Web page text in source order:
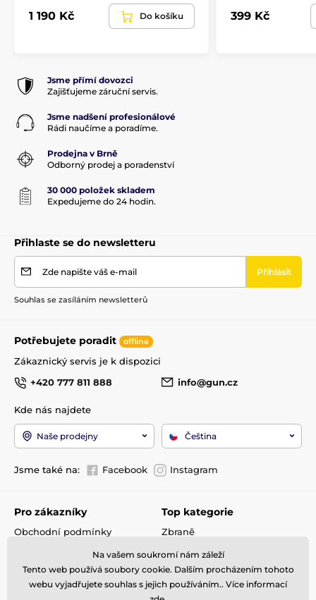
1 190 Kč Do košíku 399 Kč
Jsme přímí dovozci
Zajišťujeme záruční servis.
Jsme nadšení profesionálové
Rádi naučíme a poradíme.
Prodejna v Brně
Odborný prodej a poradenství
30 000 položek skladem
Expedujeme do 24 hodin.
Přihlaste se do newsletteru
Zde napište váš e-mail Přihlásit
Souhlas se zasíláním newsletterů
Potřebujete poradit offline
Zákaznický servis je k dispozici
+420 777 811 888
info@gun.cz
Kde nás najdete
Naše prodejny Čeština
Jsme také na: Facebook Instagram
Pro zákazníky
Obchodní podmínky
Reklamace
Kontakty
Top kategorie
Zbraně
Střelivo
Příslušenství
Na vašem soukromí nám záleží
Tento web používá soubory cookie. Dalším procházením tohoto
webu vyjadřujete souhlas s jejich používáním.. Více informací